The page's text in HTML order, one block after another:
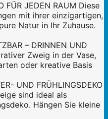
FÜR JEDEN RAUM Diese
mit ihrer einzigartigen,
Natur in Ihr Zuhause.
– DRINNEN UND
Zweig in der Vase,
oder kreative Basis
UND FRÜHLINGSDEKO
sind ideal als
Hängen Sie kleine